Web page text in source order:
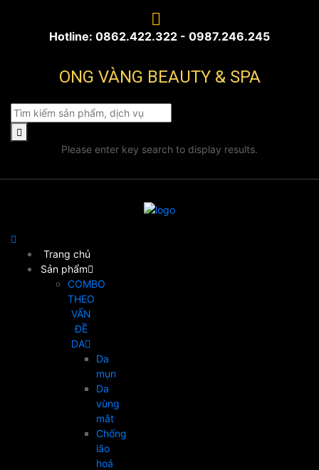
Hotline: 0862.422.322 - 0987.246.245
ONG VÀNG BEAUTY & SPA
Please enter key search to display results.
Trang chủ
Sản phẩm
COMBO
THEO
VẤN
ĐỀ
DA
Da
mụn
Da
vùng
mắt
Chống
lão
hoá